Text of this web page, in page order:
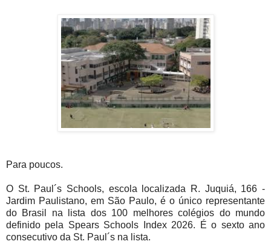
Para poucos.
O St. Paul´s Schools, escola localizada R. Juquiá, 166 -
Jardim Paulistano, em São Paulo, é o único representante
do Brasil na lista dos 100 melhores colégios do mundo
definido pela Spears Schools Index 2026. É o sexto ano
consecutivo da St. Paul´s na lista.